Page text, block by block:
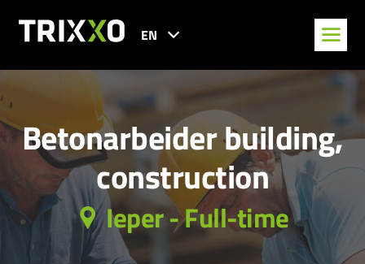
EN
Betonarbeider building,
construction
Ieper - Full-time